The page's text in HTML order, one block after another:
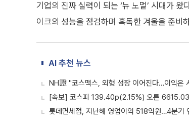
기업의 진짜 실력이 되는 ‘뉴 노멀’ 시대가
이크의 성능을 점검하며 혹독한 겨울을 준비
AI 추천 뉴스
NH證 "코스맥스, 외형 성장 이어진다…이익은
[속보] 코스피 139.40p(2.15%) 오른
롯데면세점, 지난해 영업이익 518억원…4분기